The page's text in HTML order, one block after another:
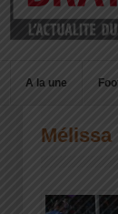
A la une
Mélissa